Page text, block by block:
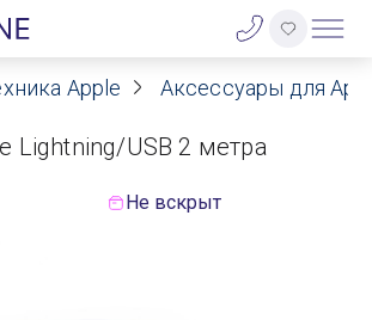
Apple Аксессуары для
Lightning/USB 2 метра
Не вскрыт